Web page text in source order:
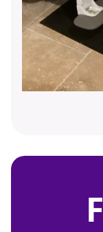
fauteuil